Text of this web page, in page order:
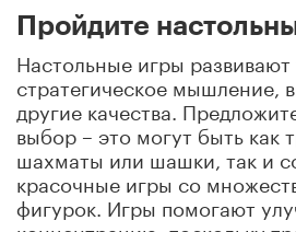
Пройдите
Настольные игры развивают
стратегическое мышление,
другие качества.
выбор – это могут быть как
шахматы или шашки, так и
красочные игры со
фигурок. Игры помогают